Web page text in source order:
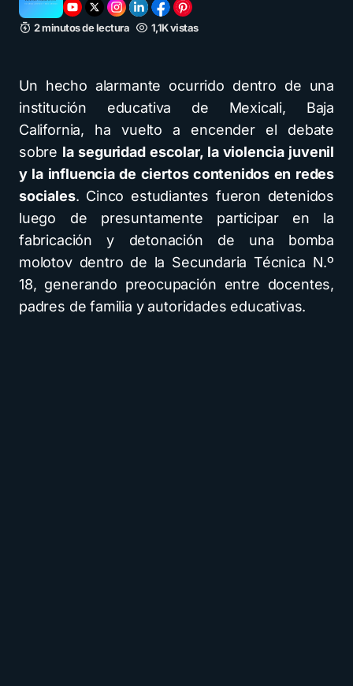
2 minutos de lectura 1,1K vistas
Un hecho alarmante ocurrido dentro de una
institución educativa de Mexicali, Baja
California, ha vuelto a encender el debate
sobre la seguridad escolar, la violencia juvenil
y la influencia de ciertos contenidos en redes
sociales. Cinco estudiantes fueron detenidos
luego de presuntamente participar en la
fabricación y detonación de una bomba
molotov dentro de la Secundaria Técnica N.º
18, generando preocupación entre docentes,
padres de familia y autoridades educativas.